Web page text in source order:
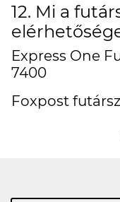
12. Mi a
Express One
7400
Foxpost